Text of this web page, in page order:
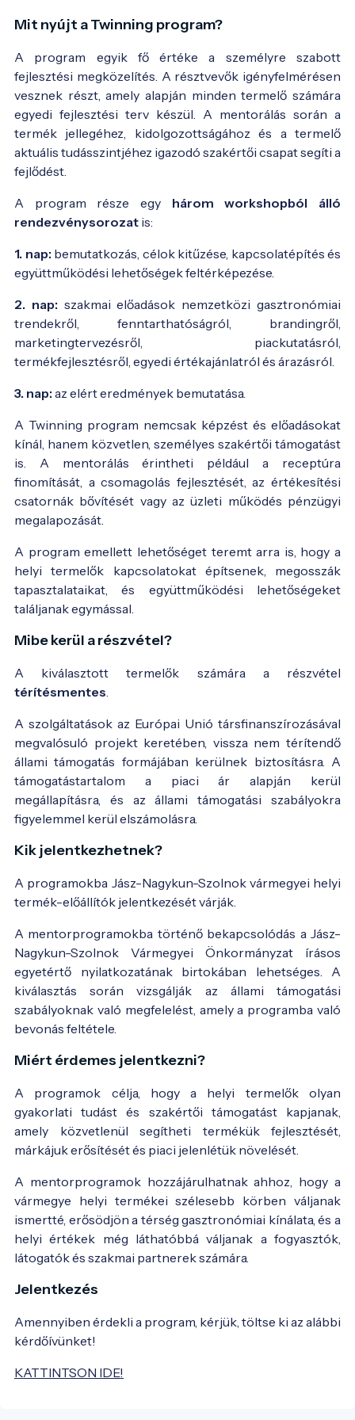
Mit nyújt a Twinning program?
A program egyik fő értéke a személyre szabott
fejlesztési megközelítés. A résztvevők igényfelmérésen
vesznek részt, amely alapján minden termelő számára
egyedi fejlesztési terv készül. A mentorálás során a
termék jellegéhez, kidolgozottságához és a termelő
aktuális tudásszintjéhez igazodó szakértői csapat segíti a
fejlődést.
A program része egy három workshopból álló
rendezvénysorozat is:
1. nap: bemutatkozás, célok kitűzése, kapcsolatépítés és
együttműködési lehetőségek feltérképezése.
2. nap: szakmai előadások nemzetközi gasztronómiai
trendekről, fenntarthatóságról, brandingről,
marketingtervezésről, piackutatásról,
termékfejlesztésről, egyedi értékajánlatról és árazásról.
3. nap: az elért eredmények bemutatása.
A Twinning program nemcsak képzést és előadásokat
kínál, hanem közvetlen, személyes szakértői támogatást
is. A mentorálás érintheti például a receptúra
finomítását, a csomagolás fejlesztését, az értékesítési
csatornák bővítését vagy az üzleti működés pénzügyi
megalapozását.
A program emellett lehetőséget teremt arra is, hogy a
helyi termelők kapcsolatokat építsenek, megosszák
tapasztalataikat, és együttműködési lehetőségeket
találjanak egymással.
Mibe kerül a részvétel?
A kiválasztott termelők számára a részvétel
térítésmentes
A szolgáltatások az Európai Unió társfinanszírozásával
megvalósuló projekt keretében, vissza nem térítendő
állami támogatás formájában kerülnek biztosításra. A
támogatástartalom a piaci ár alapján kerül
megállapításra, és az állami támogatási szabályokra
figyelemmel kerül elszámolásra.
Kik jelentkezhetnek?
A programokba Jász-Nagykun-Szolnok vármegyei helyi
termék-előállítók jelentkezését várják.
A mentorprogramokba történő bekapcsolódás a Jász-
Nagykun-Szolnok Vármegyei Önkormányzat írásos
egyetértő nyilatkozatának birtokában lehetséges. A
kiválasztás során vizsgálják az állami támogatási
szabályoknak való megfelelést, amely a programba való
bevonás feltétele.
Miért érdemes jelentkezni?
A programok célja, hogy a helyi termelők olyan
gyakorlati tudást és szakértői támogatást kapjanak,
amely közvetlenül segítheti termékük fejlesztését,
márkájuk erősítését és piaci jelenlétük növelését.
A mentorprogramok hozzájárulhatnak ahhoz, hogy a
vármegye helyi termékei szélesebb körben váljanak
ismertté, erősödjön a térség gasztronómiai kínálata, és a
helyi értékek még láthatóbbá váljanak a fogyasztók,
látogatók és szakmai partnerek számára.
Jelentkezés
Amennyiben érdekli a program, kérjük, töltse ki az alábbi
kérdőívünket!
KATTINTSON IDE!